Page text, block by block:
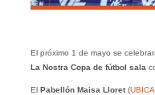
El próximo 1 de mayo se
La Nostra Copa de fútbol sala
El Pabellón Maisa Lloret(